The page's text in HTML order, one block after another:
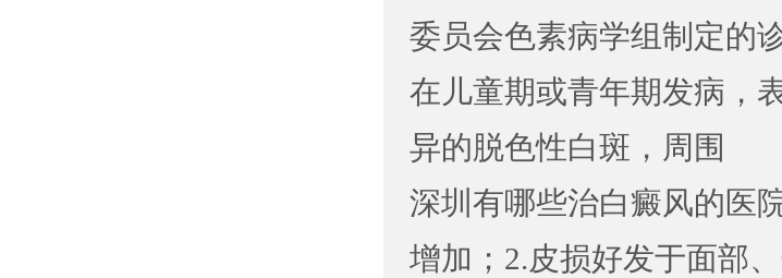
委员会色素病学组制定的
在儿童期或青年期发病，
异的脱色性白斑，周围
深圳有哪些治白癜风的医
增加；2.皮损好发于面部